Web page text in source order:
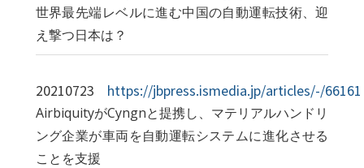
世界最先端レベルに進む中国の自動運転技術、迎
え撃つ日本は？
20210723 https://jbpress.ismedia.jp/articles/-/66161
AirbiquityがCyngnと提携し、マテリアルハンドリ
ング企業が車両を自動運転システムに進化させる
ことを支援